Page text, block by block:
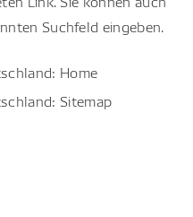
Suchfeld eingeben.
Home
Sitemap